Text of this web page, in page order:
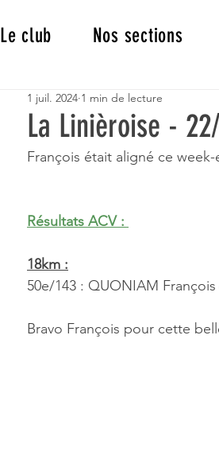
La Linièroise -
1 juil. 2024 1 min de lecture
François était aligné ce
Résultats ACV :
18km :
50e/143 : QUONIAM
Bravo François pour cette
Le club Nos sections